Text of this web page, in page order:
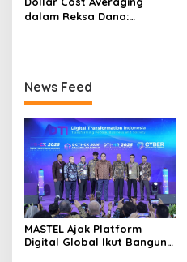
dalam Reksa Dana:
News Feed
MASTEL Ajak Platform
Digital Global Ikut Bangun